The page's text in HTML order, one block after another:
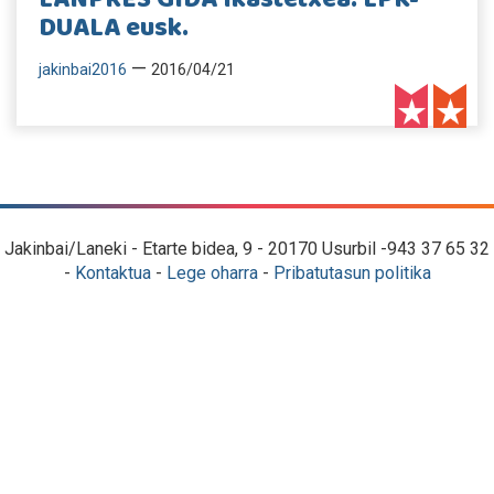
DUALA eusk.
jakinbai2016 — 2016/04/21
Jakinbai/Laneki - Etarte bidea, 9 - 20170 Usurbil -943 37 65 32
- Kontaktua- Lege oharra- Pribatutasun politika